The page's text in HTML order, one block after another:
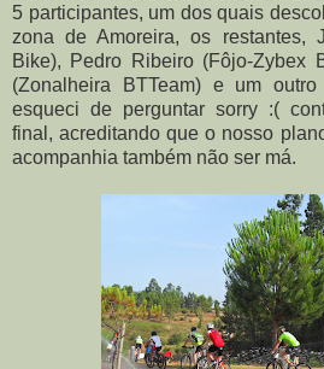
5 participantes, um dos quais
zona de Amoreira, os restantes,
Bike), Pedro Ribeiro (Fôjo-Zybex
(Zonalheira BTTeam) e um
esqueci de perguntar sorry :(
final, acreditando que o nosso
acompanhia também não ser má.